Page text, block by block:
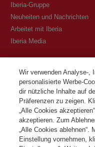
Iberia-Gruppe
Neuheiten und Nachrichten
Arbeitet mit Iberia
Iberia Media
Allgemeine
Bedingungen für die
Richtlinien zum Schutz
Cookie-Richtlinie und -
Kontaktiere
Wir verwenden Analyse-,
personalisierte Werbe-
dir nützliche Inhalte auf
Präferenzen zu zeigen.
„Alle Cookies
akzeptieren. Zum
„Alle Cookies ablehnen“.
Einstellung vornehmen,